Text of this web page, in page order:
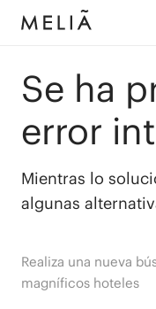
Se ha
error
Mientras lo
algunas
Realiza una nueva
magníficos hoteles